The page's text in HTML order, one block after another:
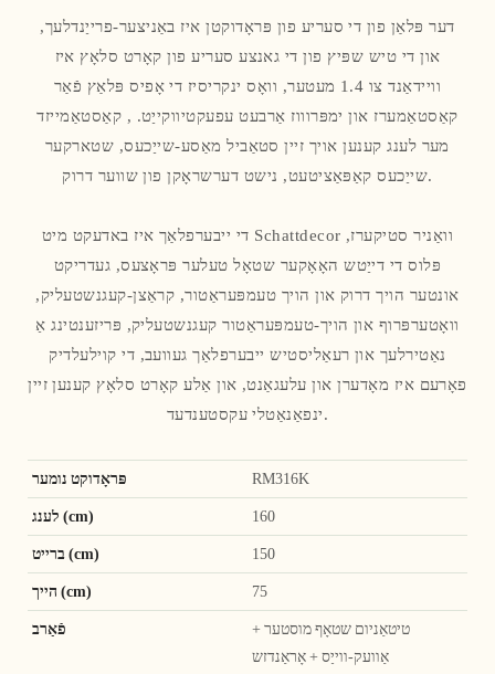
דער פּלאַן פון די סעריע פון ​​פּראָדוקטן איז באַניצער-פרייַנדלעך,
און די טיש שפּיץ פון די גאנצע סעריע פון ​​קאָרט סלאָץ איז
וויידאַנד צו 1.4 מעטער, וואָס ינקריסיז די אָפיס פּלאַץ פֿאַר
קאַסטאַמערז און ימפּרוווז אַרבעט עפעקטיווקייַט. , קאַסטאַמייזד
מער לענג קענען אויך זיין סטאַביל מאַסע-שייַכעס, שטארקער
שייַכעס קאַפּאַציטעט, נישט דערשראָקן פון שווער דרוק.
די ייבערפלאַך איז באדעקט מיט Schattdecor וואַניר סטיקערז,
פּלוס די דייַטש האָאָקער שטאָל טעלער פּראָצעס, געדריקט
אונטער הויך דרוק און הויך טעמפּעראַטור, קראַצן-קעגנשטעליק,
וואָטערפּרוף און הויך-טעמפּעראַטור קעגנשטעליק, פּריזענטינג אַ
נאַטירלעך און רעאַליסטיש ייבערפלאַך געוועב, די קוילעלדיק
פאָרעם איז מאָדערן און עלעגאַנט, און אַלע קאָרט סלאָץ קענען זיין
ינפאַנאַטלי עקסטענדעד.
פּראָדוקט נומער RM316K
לענג (cm) 160
ברייט (cm) 150
הייך (cm) 75
פֿאַרב
טיטאַניום שטאָף מוסטער +
אַוועק-ווייַס + אָראַנדזש